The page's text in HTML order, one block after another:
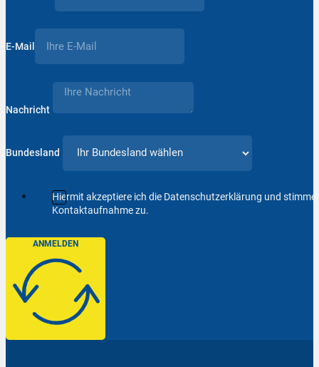
E-Mail
Nachricht
Bundesland
Hiermit akzeptiere ich die Datenschutzerklärung und
Kontaktaufnahme zu.
ANMELDEN